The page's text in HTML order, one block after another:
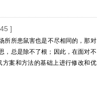
]
所所患鼠害也是不尽相同的，那对
，总是除不了根；因此，在面对不
案和方法的基础上进行修改和优